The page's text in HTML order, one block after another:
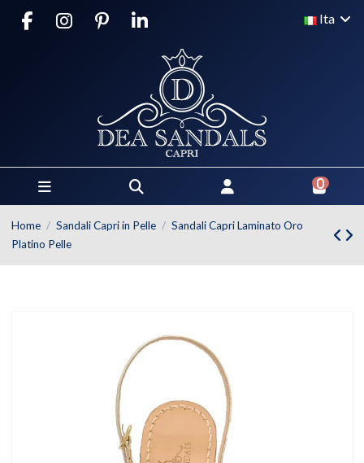
Ita
0
Home Sandali Capri in Pelle
Sandali Capri Laminato Oro
Platino Pelle